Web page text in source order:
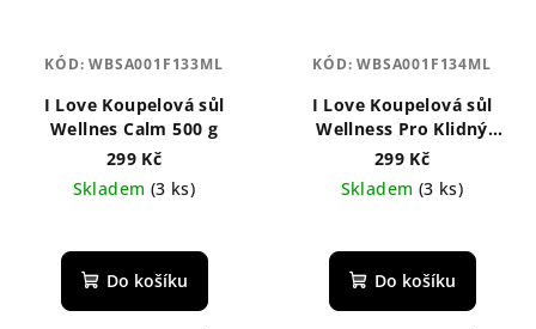
I Love Koupelová sůl
Wellnes Calm 500 g
299 Kč
Skladem (3 ks)
hodnocení
produktu
Do košíku
KÓD:WBSA001F133ML
I Love Koupelová sůl
Wellness Pro Klidný
Spánek 500 g
299 Kč
Skladem (3 ks)
Do košíku
KÓD:WBSA001F134ML